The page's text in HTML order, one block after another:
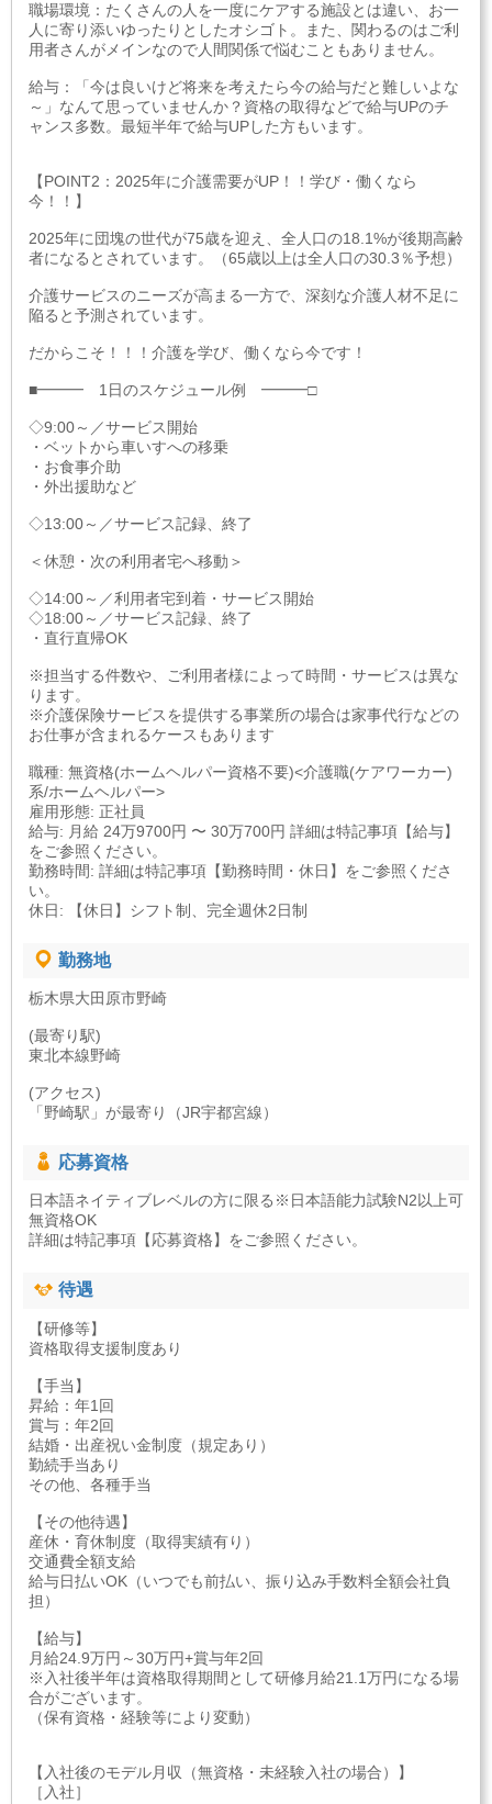
職場環境：たくさんの人を一度にケアする施設とは違い、お一
人に寄り添いゆったりとしたオシゴト。また、関わるのはご利
用者さんがメインなので人間関係で悩むこともありません。
給与：「今は良いけど将来を考えたら今の給与だと難しいよな
～」なんて思っていませんか？資格の取得などで給与UPのチ
ャンス多数。最短半年で給与UPした方もいます。
【POINT2：2025年に介護需要がUP！！学び・働くなら
今！！】
2025年に団塊の世代が75歳を迎え、全人口の18.1%が後期高齢
者になるとされています。（65歳以上は全人口の30.3％予想）
介護サービスのニーズが高まる一方で、深刻な介護人材不足に
陥ると予測されています。
だからこそ！！！介護を学び、働くなら今です！
■━━━ 1日のスケジュール例 ━━━□
◇9:00～／サービス開始
・ベットから車いすへの移乗
・お食事介助
・外出援助など
◇13:00～／サービス記録、終了
＜休憩・次の利用者宅へ移動＞
◇14:00～／利用者宅到着・サービス開始
◇18:00～／サービス記録、終了
・直行直帰OK
※担当する件数や、ご利用者様によって時間・サービスは異な
ります。
※介護保険サービスを提供する事業所の場合は家事代行などの
お仕事が含まれるケースもあります
職種: 無資格(ホームヘルパー資格不要)<介護職(ケアワーカー)
系/ホームヘルパー>
雇用形態: 正社員
給与: 月給 24万9700円 〜 30万700円 詳細は特記事項【給与】
をご参照ください。
勤務時間: 詳細は特記事項【勤務時間・休日】をご参照くださ
い。
休日: 【休日】シフト制、完全週休2日制
勤務地
栃木県大田原市野崎
(最寄り駅)
東北本線野崎
(アクセス)
「野崎駅」が最寄り（JR宇都宮線）
応募資格
日本語ネイティブレベルの方に限る※日本語能力試験N2以上可
無資格OK
詳細は特記事項【応募資格】をご参照ください。
待遇
【研修等】
資格取得支援制度あり
【手当】
昇給：年1回
賞与：年2回
結婚・出産祝い金制度（規定あり）
勤続手当あり
その他、各種手当
【その他待遇】
産休・育休制度（取得実績有り）
交通費全額支給
給与日払いOK（いつでも前払い、振り込み手数料全額会社負
担）
【給与】
月給24.9万円～30万円+賞与年2回
※入社後半年は資格取得期間として研修月給21.1万円になる場
合がございます。
（保有資格・経験等により変動）
【入社後のモデル月収（無資格・未経験入社の場合）】
［入社］